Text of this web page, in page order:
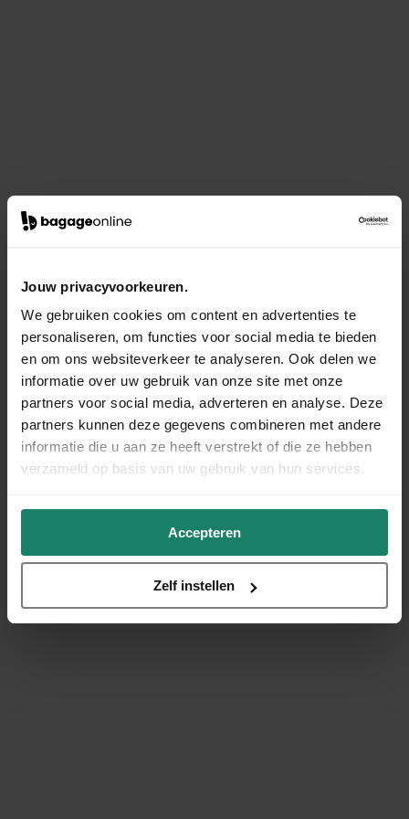
Jouw privacyvoorkeuren.
We gebruiken cookies om content en advertenties te
personaliseren, om functies voor social media te bieden
en om ons websiteverkeer te analyseren. Ook delen we
informatie over uw gebruik van onze site met onze
partners voor social media, adverteren en analyse. Deze
partners kunnen deze gegevens combineren met andere
informatie die u aan ze heeft verstrekt of die ze hebben
verzameld op basis van uw gebruik van hun services.
Accepteren
Zelf instellen